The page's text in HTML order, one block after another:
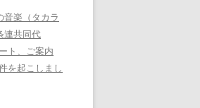
音楽（タカラ
連共同代
ト、ご案内
を起こしまし